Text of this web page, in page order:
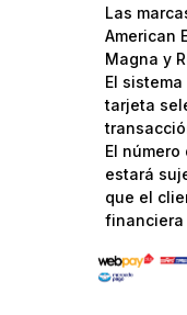
Las
American
Magna y
El
tarjeta
El
estará
que el
financiera